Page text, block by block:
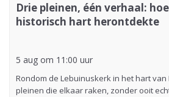
Drie pleinen, één verhaal:
historisch hart herontdekte
5 aug om 11:00 uur
Rondom de Lebuinuskerk in het hart
pleinen die elkaar raken, zonder ooit